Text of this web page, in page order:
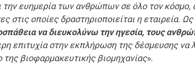
την ευημερία των ανθρώπων σε όλο τον κόσμο,
στις οποίες δραστηριοποιείται η εταιρεία.
να διευκολύνω την ηγεσία, τους
επιτυχία στην εκπλήρωση της δέσμευσης να
βιοφαρμακευτικής βιομηχανίας».